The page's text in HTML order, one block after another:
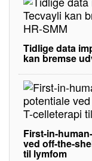
Tidlige data
kan bremse
First-in-
ved off-the-
til lymfom